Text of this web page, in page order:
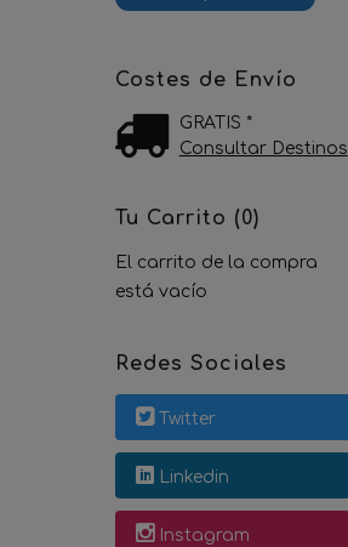
Costes de Envío
GRATIS *
Consultar Destinos
Tu Carrito (0)
El carrito de la compra
está vacío
Redes Sociales
Twitter
Linkedin
Instagram